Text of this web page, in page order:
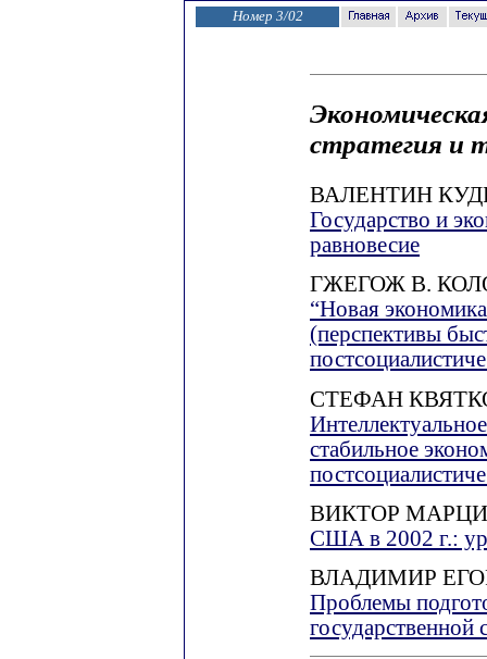
Номер 3/02
стратегия и
ВАЛЕНТИН
Государство и
равновесие
ГЖЕГОЖ В.
“Новая
(перспективы
СТЕФАН
стабильное
ВИКТОР
США в 2002 г.:
ВЛАДИМИР
Проблемы
государственной